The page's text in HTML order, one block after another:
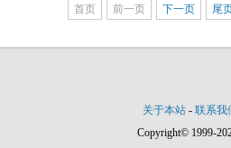
首页 前一页 下一页 尾
关于本站 - 联系我
Copyright© 1999-